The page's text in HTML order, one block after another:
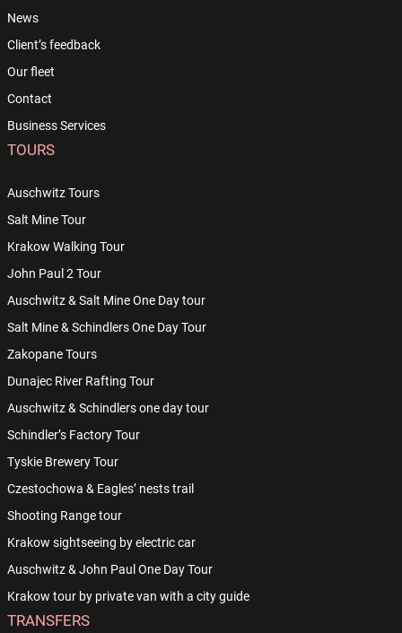
News
Client’s feedback
Our fleet
Contact
Business Services
TOURS
Auschwitz Tours
Salt Mine Tour
Krakow Walking Tour
John Paul 2 Tour
Auschwitz & Salt Mine One Day tour
Salt Mine & Schindlers One Day Tour
Zakopane Tours
Dunajec River Rafting Tour
Auschwitz & Schindlers one day tour
Schindler’s Factory Tour
Tyskie Brewery Tour
Czestochowa & Eagles’ nests trail
Shooting Range tour
Krakow sightseeing by electric car
Auschwitz & John Paul One Day Tour
Krakow tour by private van with a city guide
TRANSFERS